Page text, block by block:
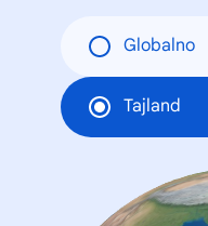
Globalno
Tajland